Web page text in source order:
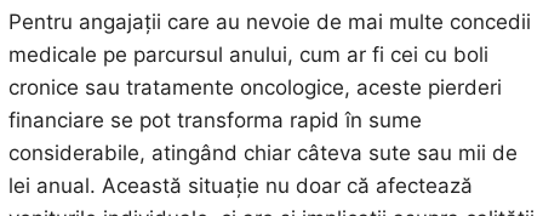
Pentru angajații care au nevoie de mai multe concedii
medicale pe parcursul anului, cum ar fi cei cu boli
cronice sau tratamente oncologice, aceste pierderi
financiare se pot transforma rapid în sume
considerabile, atingând chiar câteva sute sau mii de
lei anual. Această situație nu doar că afectează